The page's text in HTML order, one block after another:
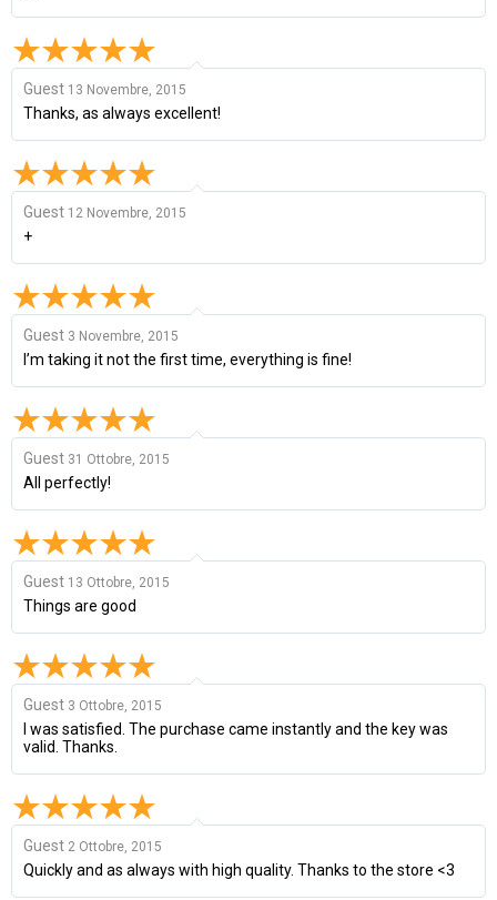
Guest 13 Novembre, 2015
Thanks, as always excellent!
Guest 12 Novembre, 2015
+
Guest 3 Novembre, 2015
I’m taking it not the first time, everything is fine!
Guest 31 Ottobre, 2015
All perfectly!
Guest 13 Ottobre, 2015
Things are good
Guest 3 Ottobre, 2015
I was satisfied. The purchase came instantly and the key was
valid. Thanks.
Guest 2 Ottobre, 2015
Quickly and as always with high quality. Thanks to the store <3